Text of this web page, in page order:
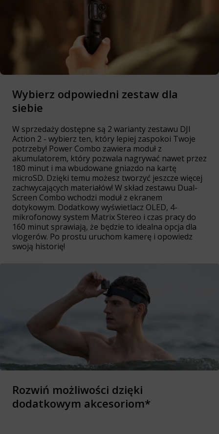
Wybierz odpowiedni zestaw dla
siebie
W sprzedaży dostępne są 2 warianty zestawu DJI
Action 2 - wybierz ten, który lepiej zaspokoi Twoje
potrzeby! Power Combo zawiera moduł z
akumulatorem, który pozwala nagrywać nawet przez
180 minut i ma wbudowane gniazdo na kartę
microSD. Dzięki temu możesz tworzyć jeszcze więcej
zachwycających materiałów! W skład zestawu Dual-
Screen Combo wchodzi moduł z ekranem
dotykowym. Dodatkowy wyświetlacz OLED, 4-
mikrofonowy system Matrix Stereo i czas pracy do
160 minut sprawiają, że będzie to idealna opcja dla
vlogerów. Po prostu uruchom kamerę i opowiedz
swoją historię!
Rozwiń możliwości dzięki
dodatkowym akcesoriom*